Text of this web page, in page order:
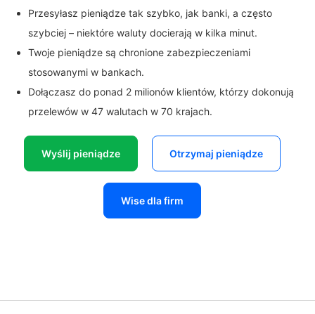
Przesyłasz pieniądze tak szybko, jak banki, a często
szybciej – niektóre waluty docierają w kilka minut.
Twoje pieniądze są chronione zabezpieczeniami
stosowanymi w bankach.
Dołączasz do ponad 2 milionów klientów, którzy dokonują
przelewów w 47 walutach w 70 krajach.
Wyślij pieniądze Otrzymaj pieniądze
Wise dla firm